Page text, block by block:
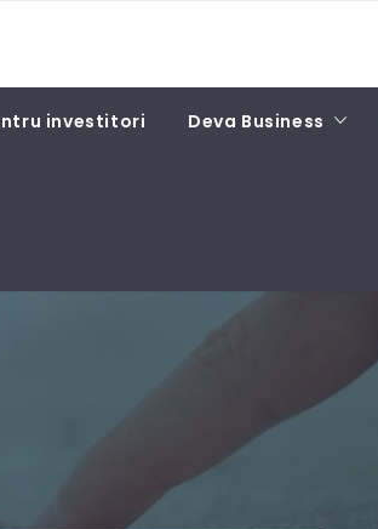
investitori Deva Business